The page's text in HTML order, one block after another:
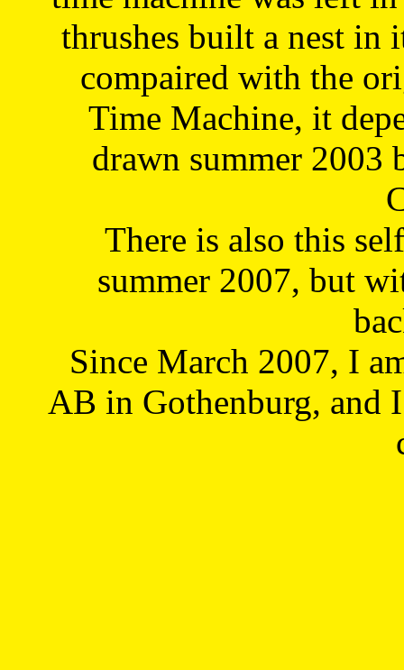
thrushes built a nest in
compaired with the
Time Machine, it
drawn summer 2003
There is also this
summer 2007, but
Since March 2007, I
AB in Gothenburg, and